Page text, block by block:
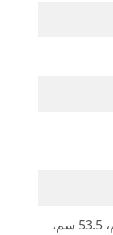
43.5 سم، 48.5 سم، 53.5 سم،